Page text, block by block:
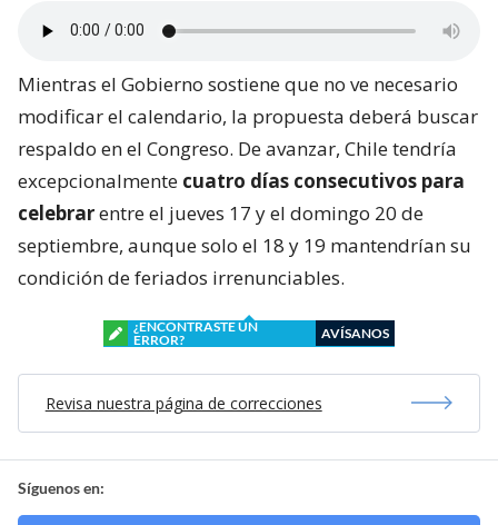
Mientras el Gobierno sostiene que no ve necesario
modificar el calendario, la propuesta deberá buscar
respaldo en el Congreso. De avanzar, Chile tendría
excepcionalmente cuatro días consecutivos para
celebrarentre el jueves 17 y el domingo 20 de
septiembre, aunque solo el 18 y 19 mantendrían su
condición de feriados irrenunciables.
¿ENCONTRASTE UN
ERROR?
AVÍSANOS
Revisa nuestra página de correcciones
Síguenos en: